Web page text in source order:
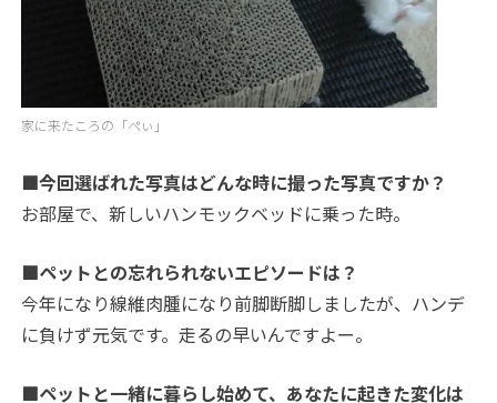
家に来たころの「ぺぃ」
■今回選ばれた写真はどんな時に撮った写真ですか？
お部屋で、新しいハンモックベッドに乗った時。
■ペットとの忘れられないエピソードは？
今年になり線維肉腫になり前脚断脚しましたが、ハンデ
に負けず元気です。走るの早いんですよー。
■ペットと一緒に暮らし始めて、あなたに起きた変化は